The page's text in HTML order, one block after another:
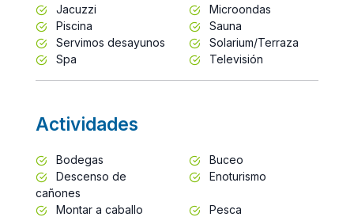
Jacuzzi
Microondas
Piscina
Sauna
Servimos desayunos
Solarium/Terraza
Spa
Televisión
Actividades
Bodegas
Buceo
Descenso de
cañones
Enoturismo
Montar a caballo
Pesca